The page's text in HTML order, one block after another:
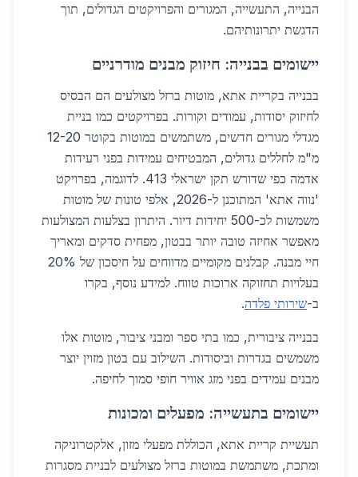
הבנייה, התעשייה, המגורים והפרויקטים הגדולים, תוך
הדגשת יתרונותיהם.
יישומים בבנייה: חיזוק מבנים מודרניים
בבנייה בקריית אתא, מוטות ברזל מצולעים הם הבסיס
לחיזוק יסודות, עמודים וקורות. בפרויקטים כמו בניית
מגדלי מגורים חדשים, משתמשים במוטות בקוטר 12-20
מ"מ לחללים גדולים, המבטיחים עמידות בפני רעידות
אדמה כפי שדורש תקן ישראלי 413. לדוגמה, בפרויקט
'נווה אתא' המתוכנן ל-2026, אלפי טונות של מוטות
משמשות לכ-500 יחידות דיור. היתרון בצלעות המצולעות
מאפשר אחיזה טובה יותר בבטון, מפחית סדקים ומאריך
חיי מבנה. קבלנים מקומיים מדווחים על חיסכון של 20%
בעלויות תחזוקה ארוכות טווח. למידע נוסף, בקרו
ב-שירותי פלדה.
בבנייה ציבורית, כמו בתי ספר ומבני ציבור, מוטות אלו
משמשים בגדרות וביסודות. השילוב עם בטון מזוין יוצר
מבנים עמידים בפני מזג אוויר חופי סמוך לחיפה.
יישומים בתעשייה: מפעלים ומכונות
תעשיית קריית אתא, הכוללת מפעלי מזון, אלקטרוניקה
ומתכת, משתמשת במוטות ברזל מצולעים לבניית מסגרות